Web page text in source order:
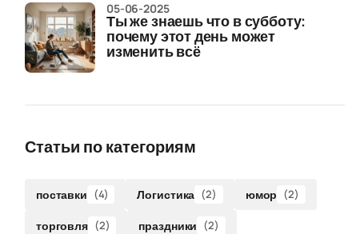
Ты же знаешь что в субботу:
почему этот день может
изменить всё
05-06-2025
Статьи по категориям
поставки (4) Логистика (2) юмор (2)
торговля (2) праздники (2)